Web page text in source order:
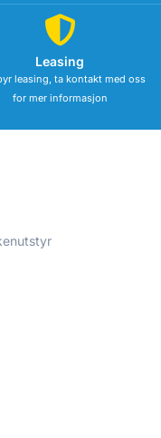
Leasing
leasing, ta kontakt med oss
for mer informasjon